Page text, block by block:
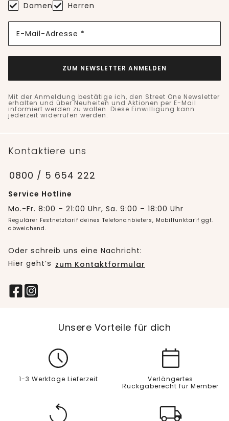
Damen Herren
E-Mail-Adresse *
ZUM NEWSLETTER ANMELDEN
Mit der Anmeldung bestätige ich, den Street One Newsletter
erhalten und über Neuheiten und Aktionen per E-Mail
informiert werden zu wollen. Diese Einwilligung kann
jederzeit widerrufen werden.
Kontaktiere uns
0800 / 5 654 222
Service Hotline
Mo.-Fr. 8:00 – 21:00 Uhr, Sa. 9:00 – 18:00 Uhr
Regulärer Festnetztarif deines Telefonanbieters, Mobilfunktarif ggf.
abweichend.
Oder schreib uns eine Nachricht:
Hier geht’s zum Kontaktformular
Unsere Vorteile für dich
1-3 Werktage Lieferzeit
Verlängertes
Rückgaberecht für Member